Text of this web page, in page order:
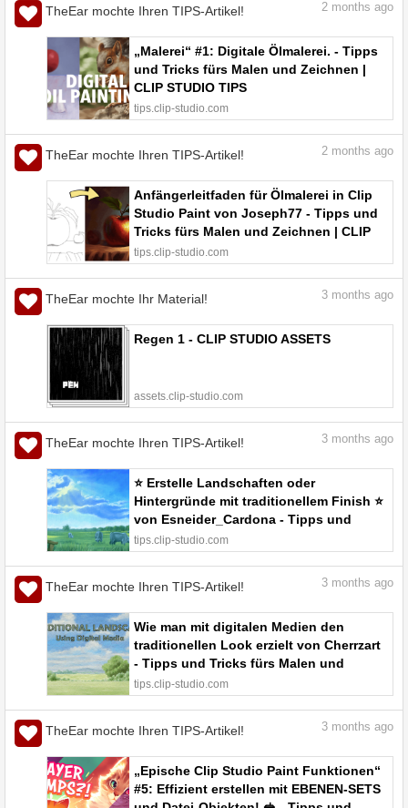
TheEar mochte Ihren TIPS-Artikel! 2 months ago
„Malerei“ #1: Digitale Ölmalerei. - Tipps
und Tricks fürs Malen und Zeichnen |
CLIP STUDIO TIPS
tips.clip-studio.com
TheEar mochte Ihren TIPS-Artikel! 2 months ago
Anfängerleitfaden für Ölmalerei in Clip
Studio Paint von Joseph77 - Tipps und
Tricks fürs Malen und Zeichnen | CLIP
STUDIO TIPS
tips.clip-studio.com
TheEar mochte Ihr Material! 3 months ago
Regen 1 - CLIP STUDIO ASSETS
assets.clip-studio.com
TheEar mochte Ihren TIPS-Artikel! 3 months ago
⭐ Erstelle Landschaften oder
Hintergründe mit traditionellem Finish ⭐
von Esneider_Cardona - Tipps und
Tricks fürs Malen und Zeichnen | CLIP
STUDIO TIPS
tips.clip-studio.com
TheEar mochte Ihren TIPS-Artikel! 3 months ago
Wie man mit digitalen Medien den
traditionellen Look erzielt von Cherrzart
- Tipps und Tricks fürs Malen und
Zeichnen | CLIP STUDIO TIPS
tips.clip-studio.com
TheEar mochte Ihren TIPS-Artikel! 3 months ago
„Epische Clip Studio Paint Funktionen“
#5: Effizient erstellen mit EBENEN-SETS